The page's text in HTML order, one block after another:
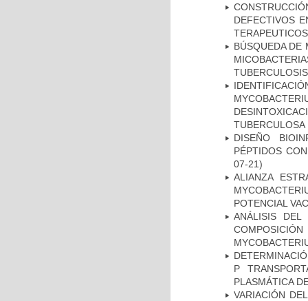
DEFECTIVOS
BÚSQUEDA DE
TUBERCULOSA
DISEÑO
PÉPTIDOS
07-21)
ALIANZA
POTENCIAL
ANÁLISIS DEL
P
PLASMÁTICA
VARIACIÓN